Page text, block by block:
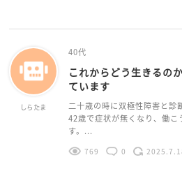
しらたま
40代
これからどう生きるの
ています
二十歳の時に双極性障害と診
42歳で症状が無くなり、働こ
す。...
769 0